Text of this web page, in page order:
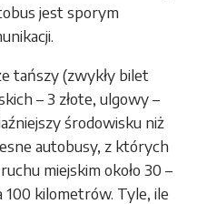
jest sporym
tańszy (zwykły bilet
– 3 złote, ulgowy –
środowisku niż
autobusy, z których
miejskim około 30 –
kilometrów. Tyle, ile